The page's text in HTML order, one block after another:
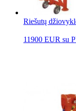
Riešutų
11900 EUR su